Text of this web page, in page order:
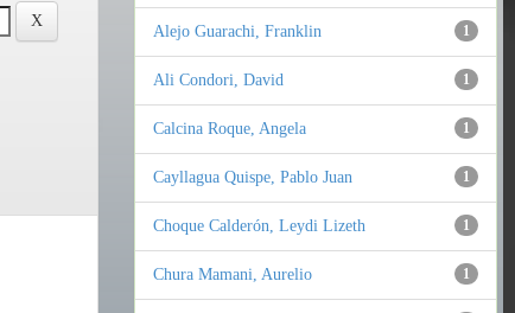
1
Alejo Guarachi, Franklin
1
Ali Condori, David
1
Calcina Roque, Angela
1
Cayllagua Quispe, Pablo Juan
1
Choque Calderón, Leydi Lizeth
1
Chura Mamani, Aurelio